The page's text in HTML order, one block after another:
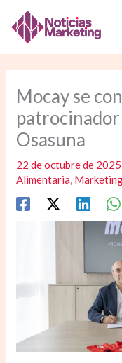
contenido
Mocay se
patrocinador
Osasuna
22 de octubre de
Alimentaria,